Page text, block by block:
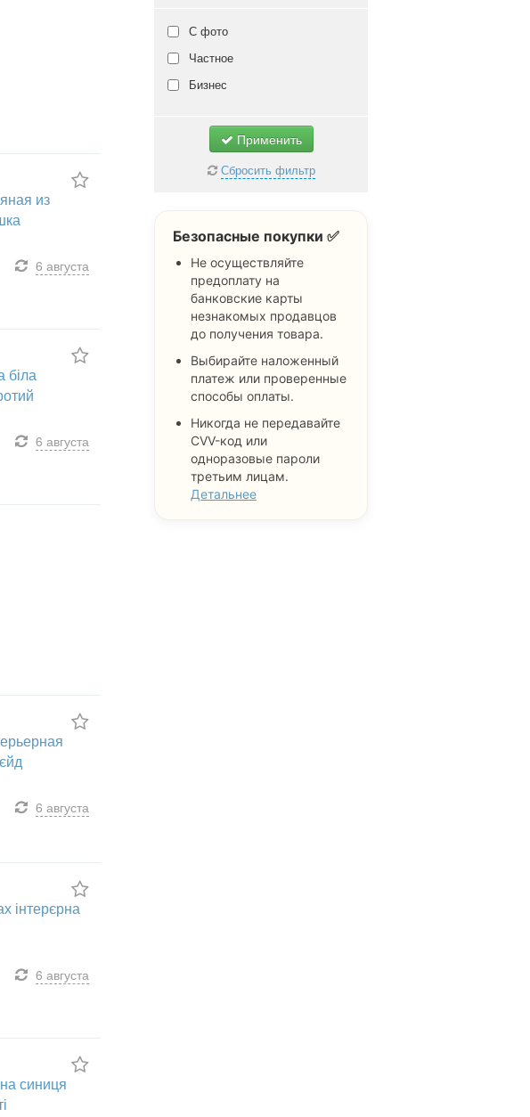
из
6 августа
біла
6 августа
6 августа
інтерєрна
6 августа
синиця
Не важно
Новое
Б/у
Не важно
С фото
Частное
Бизнес
Применить
Сбросить фильтр
Безопасные покупки ✅
Не осуществляйте
предоплату на
банковские карты
незнакомых продавцов
до получения товара.
Выбирайте наложенный
платеж или проверенные
способы оплаты.
Никогда не передавайте
CVV-код или
одноразовые пароли
третьим лицам.
Детальнее